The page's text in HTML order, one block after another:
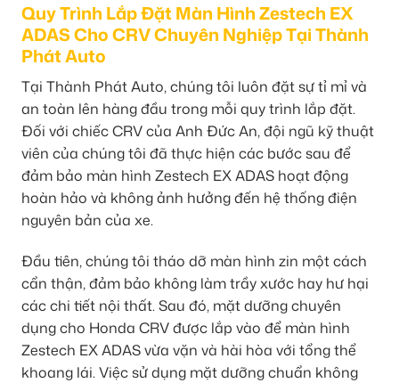
Quy Trình Lắp Đặt Màn Hình Zestech EX
ADAS Cho CRV Chuyên Nghiệp Tại Thành
Phát Auto
Tại Thành Phát Auto, chúng tôi luôn đặt sự tỉ mỉ và
an toàn lên hàng đầu trong mỗi quy trình lắp đặt.
Đối với chiếc CRV của Anh Đức An, đội ngũ kỹ thuật
viên của chúng tôi đã thực hiện các bước sau để
đảm bảo màn hình Zestech EX ADAS hoạt động
hoàn hảo và không ảnh hưởng đến hệ thống điện
nguyên bản của xe.
Đầu tiên, chúng tôi tháo dỡ màn hình zin một cách
cẩn thận, đảm bảo không làm trầy xước hay hư hại
các chi tiết nội thất. Sau đó, mặt dưỡng chuyên
dụng cho Honda CRV được lắp vào để màn hình
Zestech EX ADAS vừa vặn và hài hòa với tổng thể
khoang lái. Việc sử dụng mặt dưỡng chuẩn không